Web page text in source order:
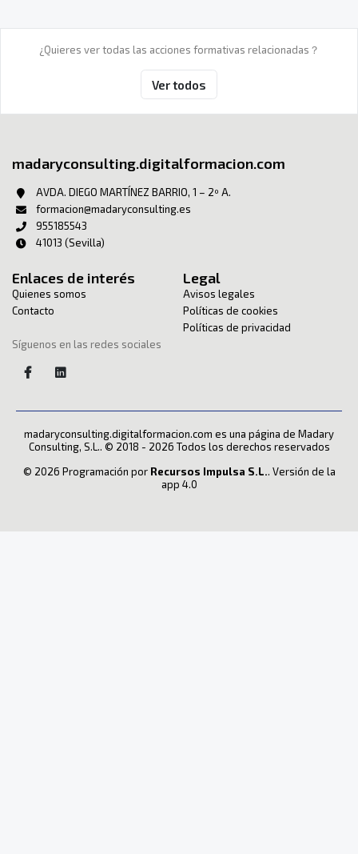
¿Quieres ver todas las acciones formativas relacionadas？
Ver todos
madaryconsulting.digitalformacion.com
AVDA. DIEGO MARTÍNEZ BARRIO, 1 – 2º A.
formacion@madaryconsulting.es
955185543
41013 (Sevilla)
Enlaces de interés
Quienes somos
Contacto
Legal
Avisos legales
Políticas de cookies
Políticas de privacidad
Síguenos en las redes sociales
madaryconsulting.digitalformacion.com es una página de Madary
Consulting, S.L.. © 2018 - 2026 Todos los derechos reservados
© 2026 Programación por Recursos Impulsa S.L.. Versión de la
app 4.0